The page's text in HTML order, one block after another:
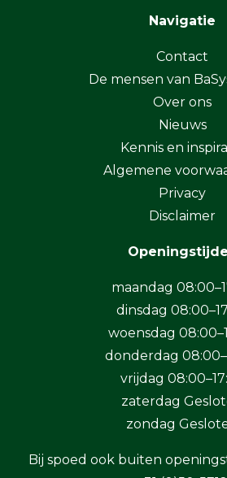
Navigatie
Contact
De mensen van
Over ons
Nieuws
Kennis en
Algemene
Privacy
Disclaimer
maandag
dinsdag
woensdag
donderdag
vrijdag
zaterdag
zondag
Bij spoed ook buiten